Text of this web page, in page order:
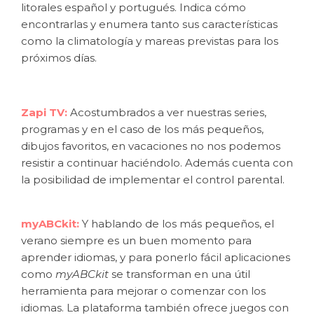
litorales español y portugués. Indica cómo
encontrarlas y enumera tanto sus características
como la climatología y mareas previstas para los
próximos días.
Zapi TV: Acostumbrados a ver nuestras series,
programas y en el caso de los más pequeños,
dibujos favoritos, en vacaciones no nos podemos
resistir a continuar haciéndolo. Además cuenta con
la posibilidad de implementar el control parental.
myABCkit: Y hablando de los más pequeños, el
verano siempre es un buen momento para
aprender idiomas, y para ponerlo fácil aplicaciones
como myABCkit se transforman en una útil
herramienta para mejorar o comenzar con los
idiomas. La plataforma también ofrece juegos con